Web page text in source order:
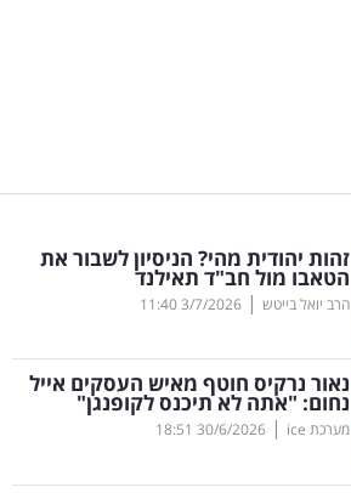
זהות יהודית מהי? הניסיון לשבור את
הטאבו מול חב"ד תאילנד
הרב יואל בייטש |
3/7/2026
11:40
נאור נרקיס חוטף מאיש העסקים אייל
נחום: "אתה לא תיכנס לקופנגן"
מערכת ice |
30/6/2026
18:51